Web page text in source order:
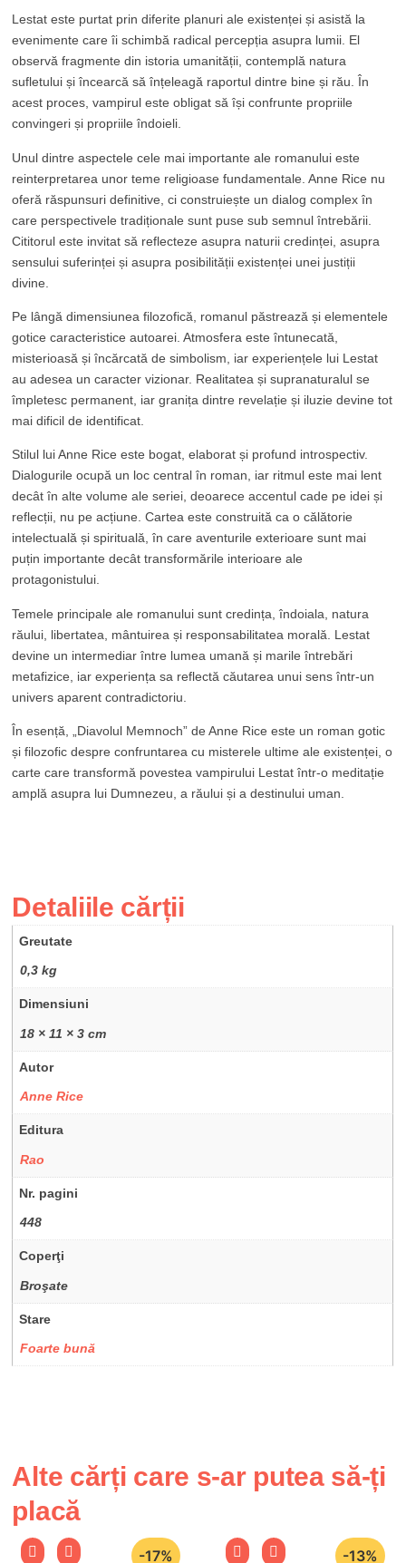
Lestat este purtat prin diferite planuri ale existenței și asistă la
evenimente care îi schimbă radical percepția asupra lumii. El
observă fragmente din istoria umanității, contemplă natura
sufletului și încearcă să înțeleagă raportul dintre bine și rău. În
acest proces, vampirul este obligat să își confrunte propriile
convingeri și propriile îndoieli.
Unul dintre aspectele cele mai importante ale romanului este
reinterpretarea unor teme religioase fundamentale. Anne Rice nu
oferă răspunsuri definitive, ci construiește un dialog complex în
care perspectivele tradiționale sunt puse sub semnul întrebării.
Cititorul este invitat să reflecteze asupra naturii credinței, asupra
sensului suferinței și asupra posibilității existenței unei justiții
divine.
Pe lângă dimensiunea filozofică, romanul păstrează și elementele
gotice caracteristice autoarei. Atmosfera este întunecată,
misterioasă și încărcată de simbolism, iar experiențele lui Lestat
au adesea un caracter vizionar. Realitatea și supranaturalul se
împletesc permanent, iar granița dintre revelație și iluzie devine tot
mai dificil de identificat.
Stilul lui Anne Rice este bogat, elaborat și profund introspectiv.
Dialogurile ocupă un loc central în roman, iar ritmul este mai lent
decât în alte volume ale seriei, deoarece accentul cade pe idei și
reflecții, nu pe acțiune. Cartea este construită ca o călătorie
intelectuală și spirituală, în care aventurile exterioare sunt mai
puțin importante decât transformările interioare ale
protagonistului.
Temele principale ale romanului sunt credința, îndoiala, natura
răului, libertatea, mântuirea și responsabilitatea morală. Lestat
devine un intermediar între lumea umană și marile întrebări
metafizice, iar experiența sa reflectă căutarea unui sens într-un
univers aparent contradictoriu.
În esență, „Diavolul Memnoch” de Anne Rice este un roman gotic
și filozofic despre confruntarea cu misterele ultime ale existenței, o
carte care transformă povestea vampirului Lestat într-o meditație
amplă asupra lui Dumnezeu, a răului și a destinului uman.
Detaliile cărții
Greutate
0,3 kg
Dimensiuni
18 × 11 × 3 cm
Autor
Anne Rice
Editura
Rao
Nr. pagini
448
Coperţi
Broşate
Stare
Foarte bună
Alte cărți care s-ar putea să-ți
placă
-17% -13%